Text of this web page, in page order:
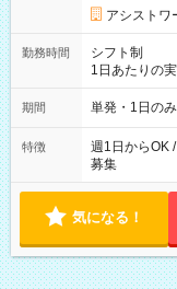
アシストワ
勤務時間
シフト制
1日あたりの
勤務 勤務：月・水
可能です！ ※1日あたりの最大実働時間は日勤、夜勤共に勤務し
期間 単発・1日の
特徴
週1日からOK
募集
気になる！